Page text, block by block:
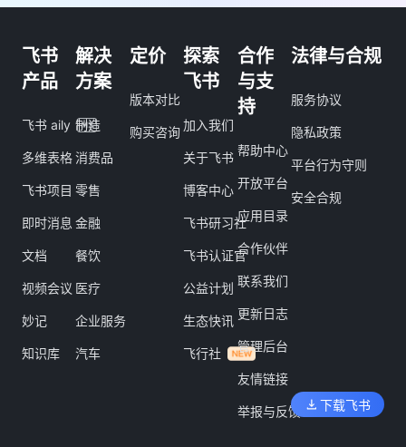
飞书
产品
飞书 aily
多维表格
飞书项目
即时消息
文档
视频会议
妙记
知识库
解决
方案
制造
消费品
零售
金融
餐饮
医疗
企业服务
汽车
定价
版本对比
购买咨询
探索
飞书
加入我们
关于飞书
博客中心
飞书研习社
飞书认证官
公益计划
生态快讯
飞行社
合作
与支
持
帮助中心
开放平台
应用目录
合作伙伴
联系我们
更新日志
管理后台
友情链接
举报与反馈
法律与合规
服务协议
隐私政策
平台行为守则
安全合规
下载飞书